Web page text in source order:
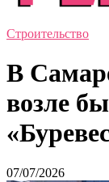
Строительство
В
возле
07/07/2026